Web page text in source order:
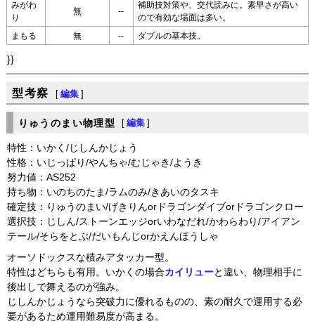
みがわ
り
無 --
補助技対策や、交代読みに。素早さが高い
ので有効な場面は多い。
まもる 無 -- ダブルの基本技。
}}
型考察 [ 編集 ]
りゅうのまい物理型 [ 編集 ]
特性：いかく/じしんかじょう
性格：いじっぱり/やんちゃ/むじゃき/ようき
努力値：AS252
持ち物：いのちのたま/ラムのみ/きあいのタスキ
確定技：りゅうのまい/げきりんorドラゴンダイブorドラゴンクロー
選択技：じしん/ストーンエッジorいわなだれ/かわらわり/アイアン
テール/そらをとぶ/だいもんじorかえんほうしゃ
オーソドックスな積みアタッカー型。
特性はどちらも有用。いかくの場合カイリューと違い、物理相手に
後出しで舞えるのが強み。
じしんかじょうなら突破力に優れるものの、素の耐久で運用する必
要があるため運用難易度が高まる。